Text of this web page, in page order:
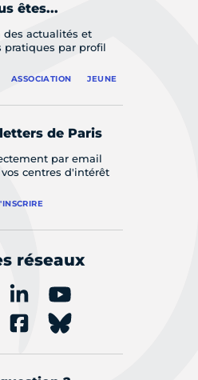
êtes...
des actualités et
pratiques par profil
ASSOCIATION JEUNE
de Paris
par email
centres d'intérêt
réseaux